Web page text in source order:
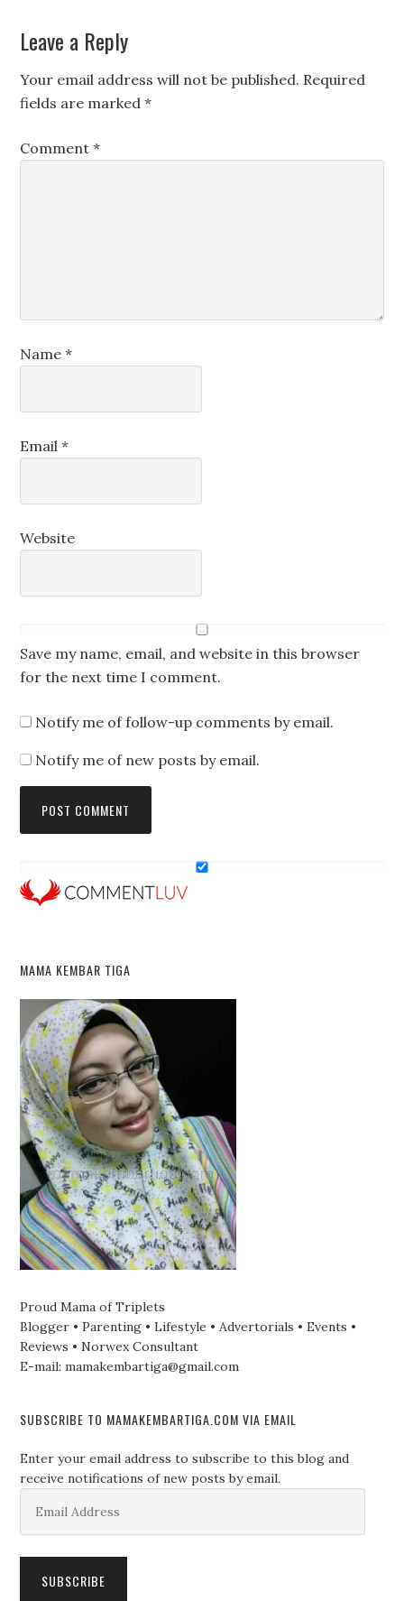
Leave a Reply
Your email address will not be published. Required
fields are marked*
Comment*
Name*
Email*
Website
Save my name, email, and website in this browser
for the next time I comment.
Notify me of follow-up comments by email.
Notify me of new posts by email.
MAMA KEMBAR TIGA
Proud Mama of Triplets
Blogger • Parenting • Lifestyle • Advertorials • Events •
Reviews • Norwex Consultant
E-mail: mamakembartiga@gmail.com
SUBSCRIBE TO MAMAKEMBARTIGA.COM VIA EMAIL
Enter your email address to subscribe to this blog and
receive notifications of new posts by email.
Address
SUBSCRIBE